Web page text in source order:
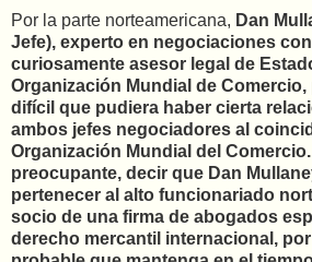
Por la parte norteamericana, Dan
Jefe), experto en negociaciones
curiosamente asesor legal de
Organización Mundial de
difícil que pudiera haber cierta
ambos jefes negociadores al
Organización Mundial del
preocupante, decir que Dan
pertenecer al alto funcionariado
socio de una firma de abogados
derecho mercantil internacional,